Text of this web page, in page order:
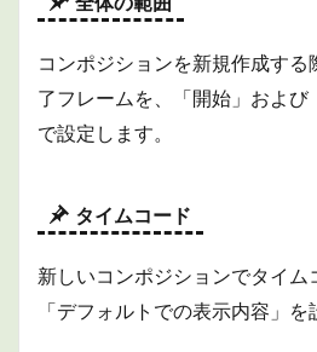
コンポジションを新規作成する
了フレームを、「開始」および
で設定します。
タイムコード
新しいコンポジションでタイム
「デフォルトでの表示内容」を